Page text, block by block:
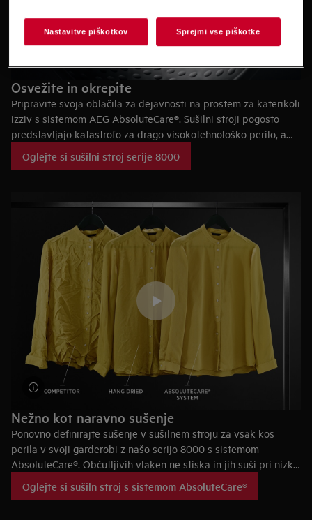
Osvežite in okrepite
Pripravite svoja oblačila za dejavnosti na prostem za katerikoli
izziv s sistemom AEG AbsoluteCare®. Sušilni stroji pogosto
predstavljajo katastrofo za drago visokotehnološko perilo, a
program za oblačila za dejavnosti na prostem s točnim časom
bolje kot sušenje na zraku — za funkcionalnost, na katero se
lahko zanesete.
Oglejte si sušilni stroj serije 8000
Nežno kot naravno sušenje
Ponovno definirajte sušenje v sušilnem stroju za vsak kos
perila v svoji garderobi z našo serijo 8000 s sistemom
AbsoluteCare®. Občutljivih vlaken ne stiska in jih suši pri nizki
oblačila obdržijo obliko in imajo celo manj gub kot pri
Oglejte si sušiln stroj s sistemom AbsoluteCare®
Nastavitve piškotkov Sprejmi vse piškotke